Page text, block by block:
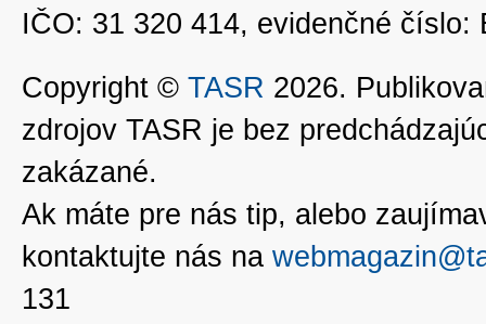
IČO: 31 320 414, evidenčné číslo:
Copyright © TASR 2026.
zdrojov TASR je bez
zakázané.
Ak máte pre nás tip, alebo
kontaktujte nás na
131